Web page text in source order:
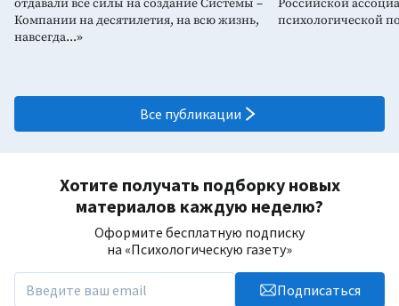
отдавали все силы на создание Системы –
Компании на десятилетия, на всю жизнь,
навсегда...»
Российской
психологической
Все публикации
Хотите получать подборку новых
материалов каждую неделю?
Оформите бесплатную подписку
на «Психологическую газету»
Подписаться